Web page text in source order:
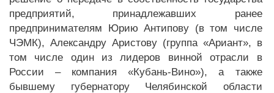
предприятий, принадлежавших ранее
предпринимателям Юрию Антипову (в том числе
ЧЭМК), Александру Аристову (группа «Ариант», в
том числе один из лидеров винной отрасли в
России – компания «Кубань-Вино»), а также
бывшему губернатору Челябинской области